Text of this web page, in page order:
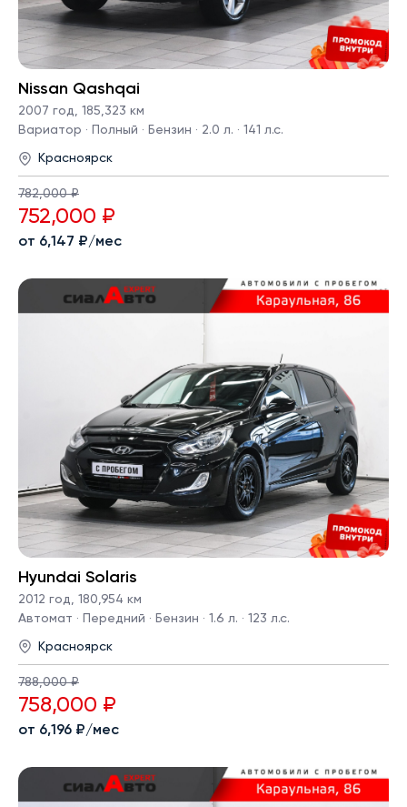
Nissan Qashqai
2007 год, 185,323 км
Вариатор · Полный · Бензин · 2.0 л. · 141 л.с.
Красноярск
782,000 ₽
752,000 ₽
от 6,147 ₽/мес
Hyundai Solaris
2012 год
180,954 км
Автомат · Передний · Бензин · 1.6 л. · 123 л.с.
Красноярск
788,000 ₽
758,000 ₽
от 6,196 ₽/мес